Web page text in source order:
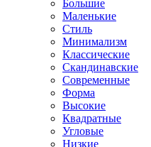
Большие
Маленькие
Стиль
Минимализм
Классические
Скандинавские
Современные
Форма
Высокие
Квадратные
Угловые
Низкие